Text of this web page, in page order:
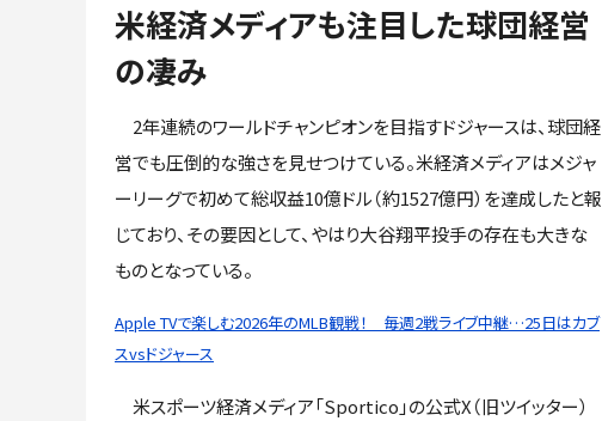
米経済メディアも注目した球団経営
の凄み
2年連続のワールドチャンピオンを目指すドジャースは、球団経
営でも圧倒的な強さを見せつけている。米経済メディアはメジャ
ーリーグで初めて総収益10億ドル（約1527億円）を達成したと報
じており、その要因として、やはり大谷翔平投手の存在も大きな
ものとなっている。
Apple TVで楽しむ2026年のMLB観戦！ 毎週2戦ライブ中継…25日はカブ
スvsドジャース
米スポーツ経済メディア「Sportico」の公式X（旧ツイッター）